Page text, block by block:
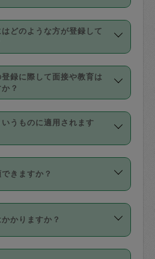
さんの交通費も、依頼料
わせてお支払いとなりま
れます。
の場合は３回以上のキャ
1200円、隔週定期の場合
ャンセルが有償（1200
１２時
１６時
２１時
間前後変更することが可
信後、個別にタスカジさ
を送り調整してくださ
時間を越えての調整はで
場合、損害保険の対象外
、洗濯、買い物、料理、
タスカジさんによってで
が異なりますので、依頼
ジさんのプロフィールで
。
での作業や危険作業、屋
象外です。
どのような方が登録して
の家事経験をお持ちの
理師といった資格者で保
食やレストランで料理関
事されていた方、日本で
ーパーや英語の先生とし
いるフィリピン出身の
バックグラウンドの方が
。
方など様々です。
録に際して面接や教育は
？
自事務局との面接と説明
。その後、身分証明書の
いただいています。外国
。タスカジさんトレーニ
たセルフトレーニングの
を受け、合格したタスカ
れています。
うものに適用されます
ジさんとの間でタスカジ
た作業時間内での作業に
作業範囲は、掃除、洗
物を壊したり、人にけが
場合が対象で、補償金額
きますか？
を起点に3日後（72時間
ら受付可能となっていま
かりますか？
は、以下の2種類がありま